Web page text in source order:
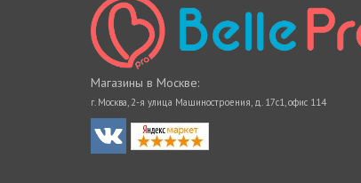
Магазины в Москве:
г. Москва, 2-я улица Машиностроения, д. 17с1, офис 114